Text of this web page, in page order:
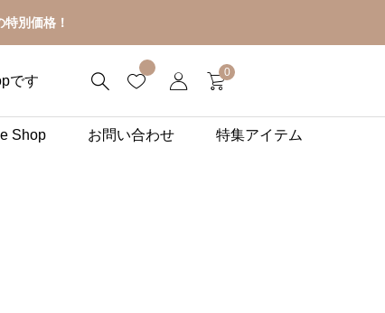
別価格！
です
0
Shop お問い合わせ 特集アイテム